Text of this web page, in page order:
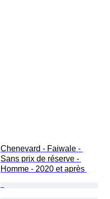
Chenevard - Faiwale -
Sans prix de réserve -
Homme - 2020 et après